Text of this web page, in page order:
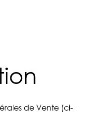
de Vente (ci-